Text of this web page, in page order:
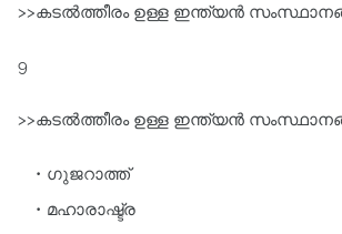
>>കടല്‍ത്തീരം ഉള്ള ഇന്ത്യൻ
9
>>കടല്‍ത്തീരം ഉള്ള ഇന്ത്യൻ
ഗുജറാത്ത്‌
മഹാരാഷ്ട്ര